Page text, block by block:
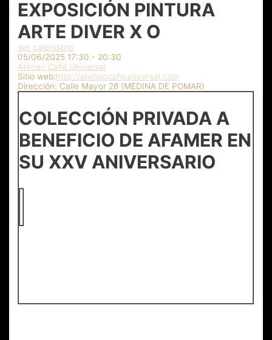
EXPOSICIÓN PINTURA
ARTE DIVER X O
Ver calendario
05/06/2025 17:30 - 20:30
Ateneo Café Universal
Sitio web:http://ateneocafeuniversal.com
Dirección: Calle Mayor 28 (MEDINA DE POMAR)
COLECCIÓN PRIVADA A
BENEFICIO DE AFAMER EN
SU XXV ANIVERSARIO